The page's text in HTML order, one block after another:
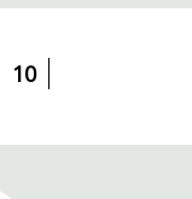
10